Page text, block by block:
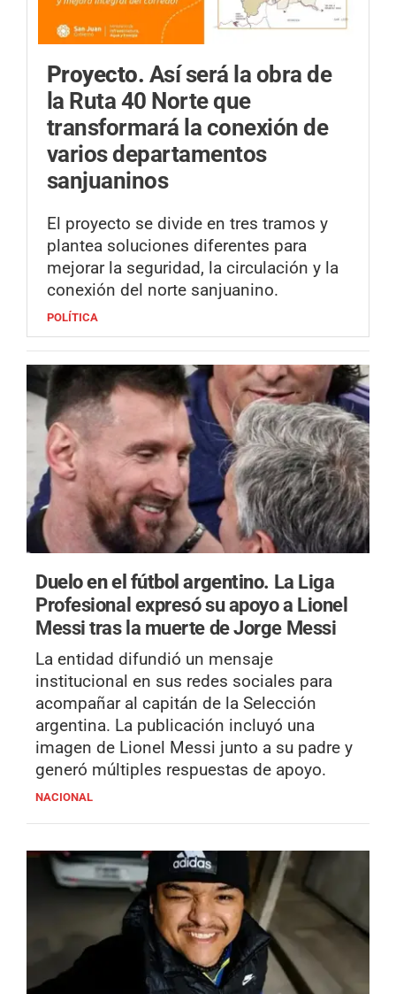
Proyecto. Así será la obra de
la Ruta 40 Norte que
transformará la conexión de
varios departamentos
sanjuaninos
El proyecto se divide en tres tramos y
plantea soluciones diferentes para
mejorar la seguridad, la circulación y la
conexión del norte sanjuanino.
POLÍTICA
Duelo en el fútbol argentino. La Liga
Profesional expresó su apoyo a Lionel
Messi tras la muerte de Jorge Messi
La entidad difundió un mensaje
institucional en sus redes sociales para
acompañar al capitán de la Selección
argentina. La publicación incluyó una
imagen de Lionel Messi junto a su padre y
generó múltiples respuestas de apoyo.
NACIONAL